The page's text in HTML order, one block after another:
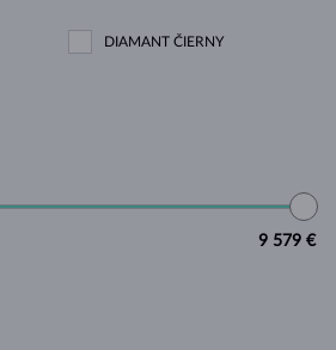
DIAMANT ČIERNY
9 579 €